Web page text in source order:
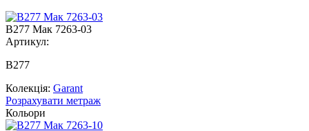
В277 Мак 7263-03
Артикул:
В277
Колекція: Garant
Розрахувати метраж
Кольори